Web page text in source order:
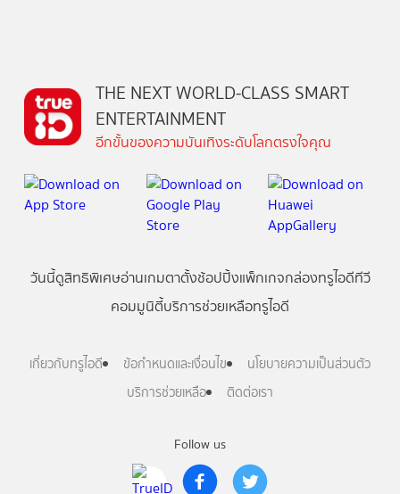
Follow us
THE NEXT WORLD-CLASS SMART
ENTERTAINMENT
อีกขั้นของความบันเทิงระดับโลกตรงใจคุณ
วันนี้ดูสิทธิพิเศษอ่านเกมตาตั้งช้อปปิ้งแพ็กเกจกล่องทรูไอดีทีวี
คอมมูนิตี้บริการช่วยเหลือทรูไอดี
เกี่ยวกับทรูไอดี ข้อกำหนดและเงื่อนไข
นโยบายความเป็นส่วนตัว
บริการช่วยเหลือ
ติดต่อเรา